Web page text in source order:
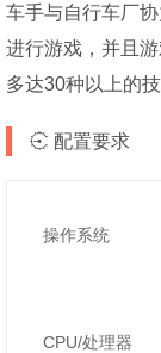
车手与自行车厂
进行游戏，并且
多达30种以上的
配置要求
操作系统
CPU/处理器